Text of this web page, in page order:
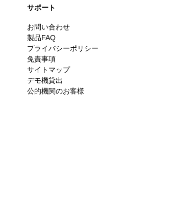
​サポート
お問い合わせ
製品FAQ
プライバシーポリシー
免責事項
サイトマップ
デモ機貸出
公的機関のお客様